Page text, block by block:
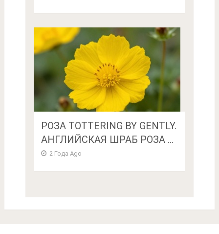
РОЗА TOTTERING BY GENTLY.
АНГЛИЙСКАЯ ШРАБ РОЗА ...
2 Года Ago